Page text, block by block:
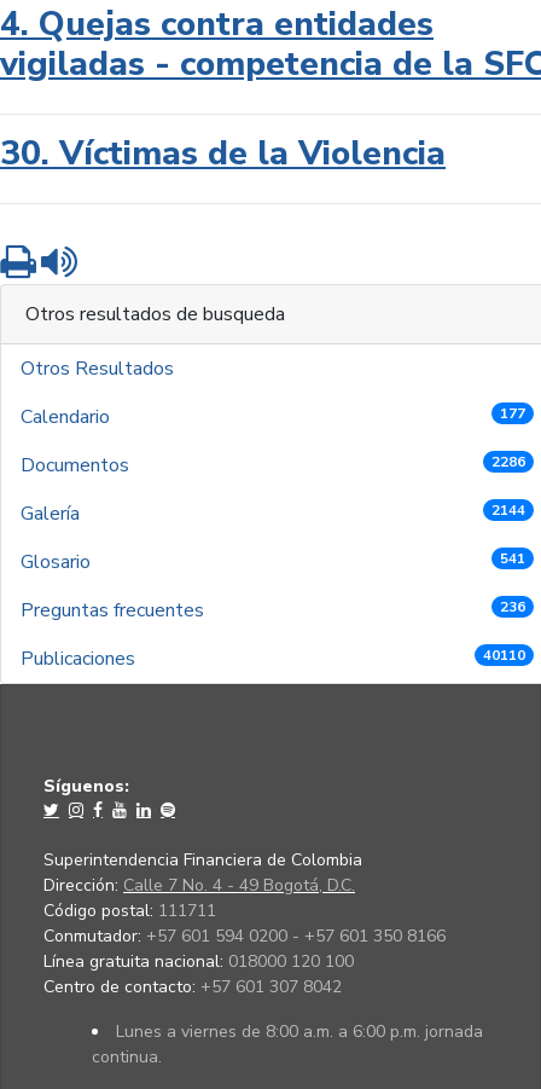
4. Quejas contra entidades
vigiladas - competencia de la
30. Víctimas de la Violencia
Imprimir
Otros resultados de busqueda
Otros Resultados
Calendario
177
Documentos 2286
Galería 2144
Glosario 541
Preguntas frecuentes 236
Publicaciones 40110
Síguenos:
Superintendencia Financiera de Colombia
Dirección: Calle 7 No. 4 - 49 Bogotá, D.C.
Código postal: 111711
Conmutador: +57 601 594 0200 - +57 601 350 8166
Línea gratuita nacional: 018000 120 100
Centro de contacto: +57 601 307 8042
Lunes a viernes de 8:00 a.m. a 6:00 p.m. jornada
continua.